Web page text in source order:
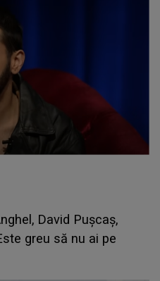
David Pușcaș,
greu să nu ai pe